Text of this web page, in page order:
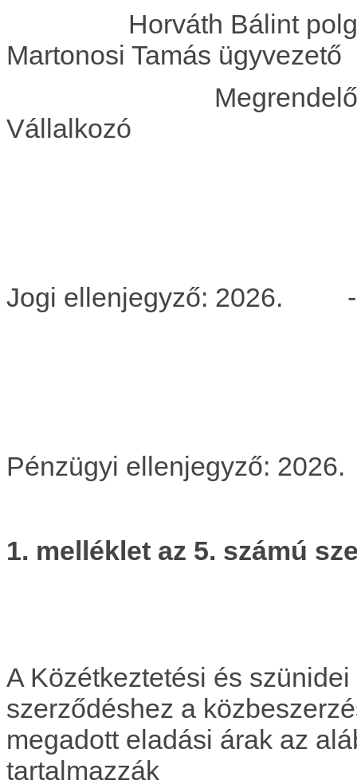
Horváth
Martonosi Tamás ügyvezető
Vállalkozó
Jogi ellenjegyző:
Pénzügyi
1. melléklet az 5. számú
A Közétkeztetési és
szerződéshez a
megadott eladási árak az
tartalmazzák